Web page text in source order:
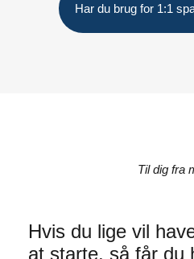
Har du brug for 1:1
Til dig fra
Hvis du lige vil
at starte, så får du